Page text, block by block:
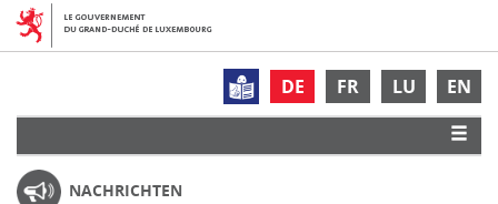
DE FR LU EN
NACHRICHTEN